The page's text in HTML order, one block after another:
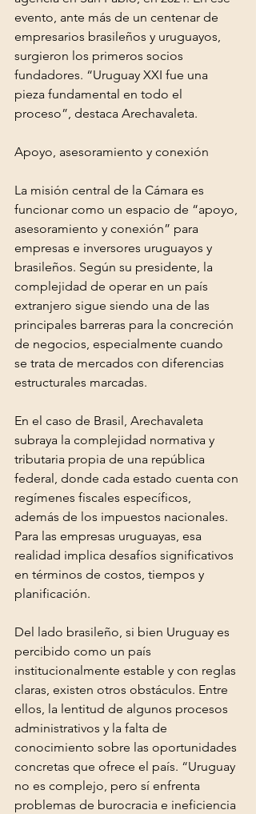
evento, ante más de un centenar de
empresarios brasileños y uruguayos,
surgieron los primeros socios
fundadores. “Uruguay XXI fue una
pieza fundamental en todo el
proceso”, destaca Arechavaleta.
Apoyo, asesoramiento y conexión
La misión central de la Cámara es
funcionar como un espacio de “apoyo,
asesoramiento y conexión” para
empresas e inversores uruguayos y
brasileños. Según su presidente, la
complejidad de operar en un país
extranjero sigue siendo una de las
principales barreras para la concreción
de negocios, especialmente cuando
se trata de mercados con diferencias
estructurales marcadas.
En el caso de Brasil, Arechavaleta
subraya la complejidad normativa y
tributaria propia de una república
federal, donde cada estado cuenta con
regímenes fiscales específicos,
además de los impuestos nacionales.
Para las empresas uruguayas, esa
realidad implica desafíos significativos
en términos de costos, tiempos y
planificación.
Del lado brasileño, si bien Uruguay es
percibido como un país
institucionalmente estable y con reglas
claras, existen otros obstáculos. Entre
ellos, la lentitud de algunos procesos
administrativos y la falta de
conocimiento sobre las oportunidades
concretas que ofrece el país. “Uruguay
no es complejo, pero sí enfrenta
problemas de burocracia e ineficiencia